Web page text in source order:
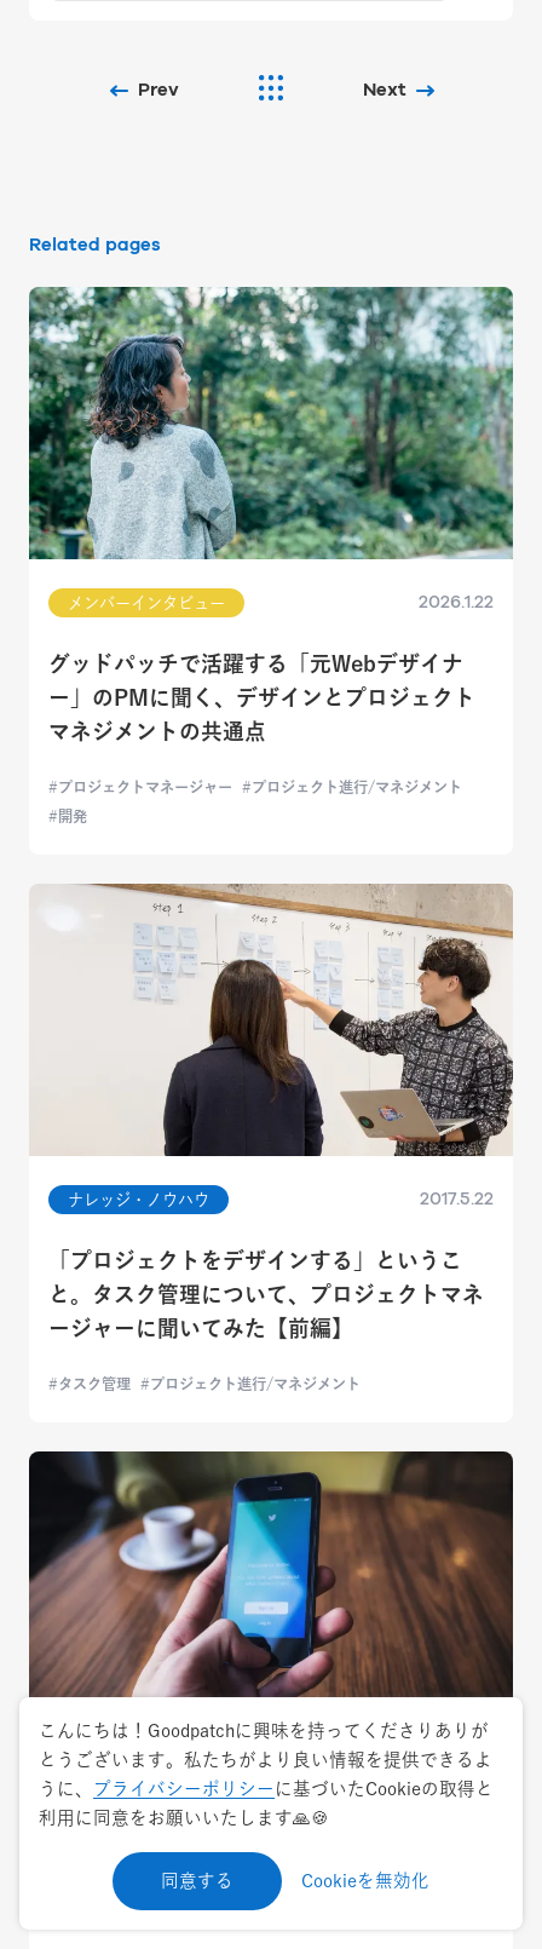
Prev Next
Related pages
メンバーインタビュー 2026.1.22
グッドパッチで活躍する「元Webデザイナ
ー」のPMに聞く、デザインとプロジェクト
マネジメントの共通点
プロジェクトマネージャー
プロジェクト進行/マネジメント
開発
ナレッジ・ノウハウ 2017.5.22
「プロジェクトをデザインする」というこ
と。タスク管理について、プロジェクトマネ
ージャーに聞いてみた【前編】
タスク管理 プロジェクト進行/マネジメント
特集 2017.6.29
デザイナー志望ならフォローするべき！おす
すめTwitterアカウント【日本人編】
こんにちは！Goodpatchに興味を持ってくださりありが
とうございます。私たちがより良い情報を提供できるよ
うに、
プライバシーポリシー に基づいたCookieの取得と
利用に同意をお願いいたします🙏🍪
同意する Cookieを無効化